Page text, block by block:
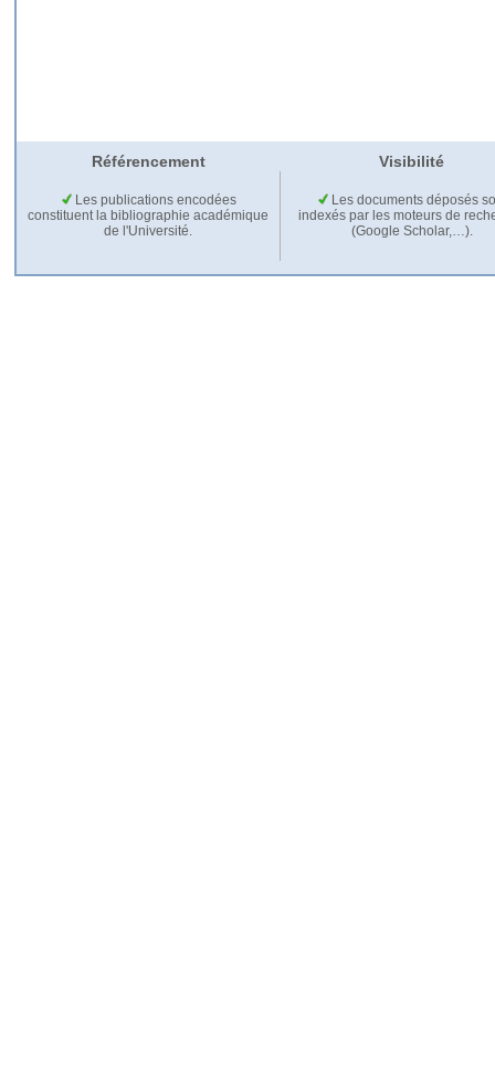
Référencement Visibilité
Les publications encodées
constituent la bibliographie académique
de l'Université.
Les documents déposés
indexés par les moteurs de
(Google Scholar,…).